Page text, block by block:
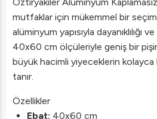
mutfaklar için mükemmel bir
alüminyum yapısıyla dayanıklılığı
40x60 cm ölçüleriyle geniş bir
büyük hacimli yiyeceklerin kolayca
tanır.
Özellikler
Ebat: 40x60 cm